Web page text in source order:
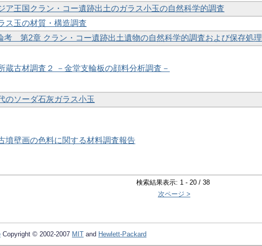
ア王国クラン・コー遺跡出土のガラス小玉の自然科学的調査
ス玉の材質・構造調査
考 第2章 クラン・コー遺跡出土遺物の自然科学的調査および保存処理
蔵古材調査２ －金堂支輪板の顔料分析調査－
のソーダ石灰ガラス小玉
墳壁画の色料に関する材料調査報告
検索結果表示: 1 - 20 / 38
次ページ >
Copyright © 2002-2007 MIT and Hewlett-Packard